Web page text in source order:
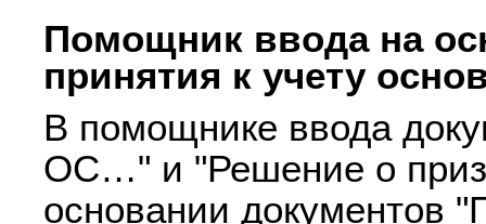
Помощник ввода на
принятия к учету
В помощнике ввода
ОС…" и "Решение о
основании документов